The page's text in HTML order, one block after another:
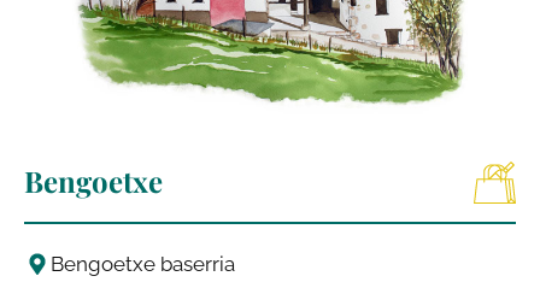
Bengoetxe
Bengoetxe baserria